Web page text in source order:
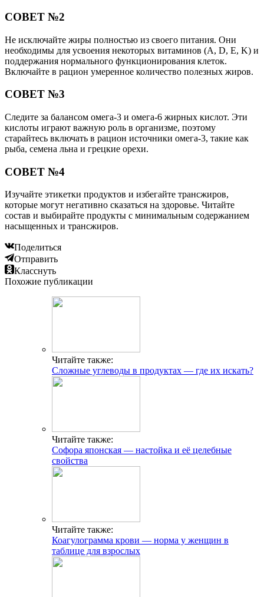
СОВЕТ №2
Не исключайте жиры полностью из своего питания. Они
необходимы для усвоения некоторых витаминов (A, D, E, K) и
поддержания нормального функционирования клеток.
Включайте в рацион умеренное количество полезных жиров.
СОВЕТ №3
Следите за балансом омега-3 и омега-6 жирных кислот. Эти
кислоты играют важную роль в организме, поэтому
старайтесь включать в рацион источники омега-3, такие как
рыба, семена льна и грецкие орехи.
СОВЕТ №4
Изучайте этикетки продуктов и избегайте трансжиров,
которые могут негативно сказаться на здоровье. Читайте
состав и выбирайте продукты с минимальным содержанием
насыщенных и трансжиров.
Поделиться
Отправить
Класснуть
Похожие публикации
Читайте также:
Сложные углеводы в продуктах — где их искать?
Читайте также:
Софора японская — настойка и её целебные
свойства
Читайте также:
Коагулограмма крови — норма у женщин в
таблице для взрослых